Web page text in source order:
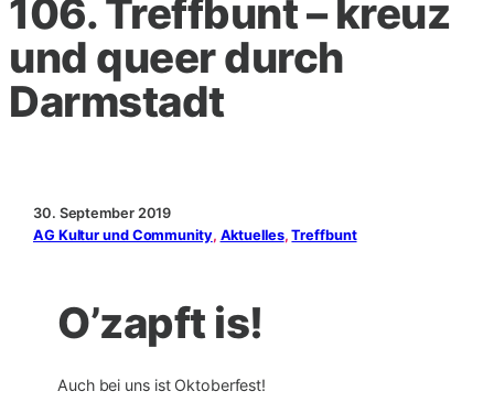
106. Treffbunt – kreuz
und queer durch
Darmstadt
30. September 2019
AG Kultur und Community, Aktuelles, Treffbunt
O’zapft is!
Auch bei uns ist Oktoberfest!